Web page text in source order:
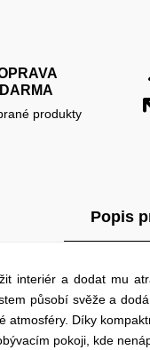
produkty
Popis
interiér a dodat mu
působí svěže a
atmosféry. Díky
pokoji, kde